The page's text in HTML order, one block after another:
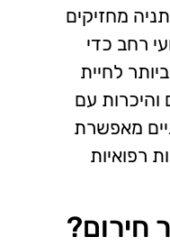
מחזיקים
רחב כדי
לחיית
עם
מאפשרת
רפואיות
חירום?